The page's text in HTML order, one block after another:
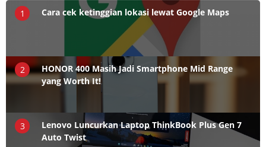
1 Cara cek ketinggian lokasi lewat Google Maps
2
HONOR 400 Masih Jadi Smartphone Mid Range
yang Worth It!
3
Lenovo Luncurkan Laptop ThinkBook Plus Gen 7
Auto Twist